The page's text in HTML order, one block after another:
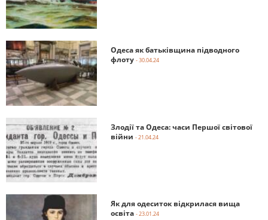
Одеса як батьківщина підводного
флоту - 30.04.24
Злодії та Одеса: часи Першої світової
війни - 21.04.24
Як для одеситок відкрилася вища
освіта - 23.01.24